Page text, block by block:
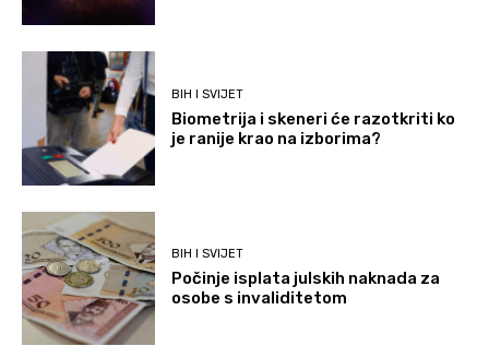
BIH I SVIJET
Biometrija i skeneri će razotkriti ko
je ranije krao na izborima?
BIH I SVIJET
Počinje isplata julskih naknada za
osobe s invaliditetom